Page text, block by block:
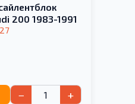
200 1983-1991
− +